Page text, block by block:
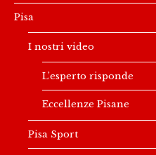
Pisa
I nostri video
L’esperto risponde
Eccellenze Pisane
Pisa Sport